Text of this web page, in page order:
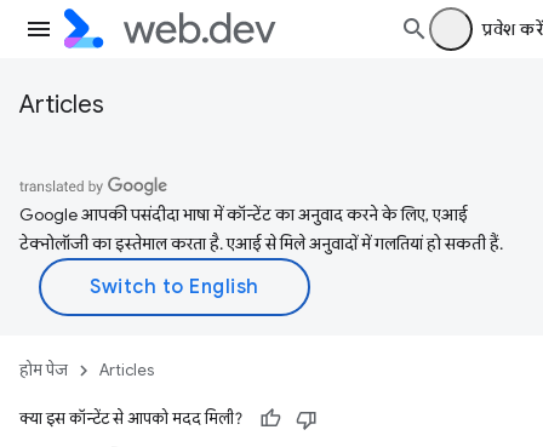
प्रवेश करें
Articles
Google आपकी पसंदीदा भाषा में कॉन्टेंट का अनुवाद करने के लिए, एआई
टेक्नोलॉजी का इस्तेमाल करता है. एआई से मिले अनुवादों में गलतियां हो सकती हैं.
होम पेज Articles
क्या इस कॉन्टेंट से आपको मदद मिली?